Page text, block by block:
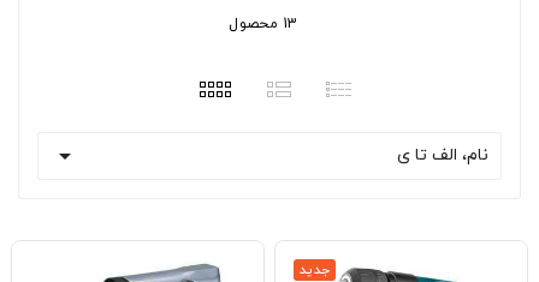
13 محصول
نام، الف تا ی 
جدید